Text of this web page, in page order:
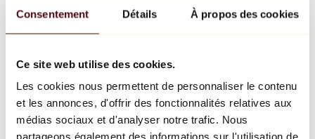
Consentement Détails À propos des cookies
Ce site web utilise des cookies.
Les cookies nous permettent de personnaliser le contenu
et les annonces, d'offrir des fonctionnalités relatives aux
médias sociaux et d'analyser notre trafic. Nous
partageons également des informations sur l'utilisation de
Richard Orlinski
Keith Haring
Jeff Koons
Jean-Michel Basquiat
Tous les designers
Œuvre de la semaine